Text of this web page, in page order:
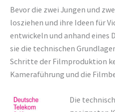
Bevor die zwei Jungen und
losziehen und ihre Ideen für
entwickeln und anhand eines
sie die technischen
Schritte der Filmproduktion
Kameraführung und die
Die